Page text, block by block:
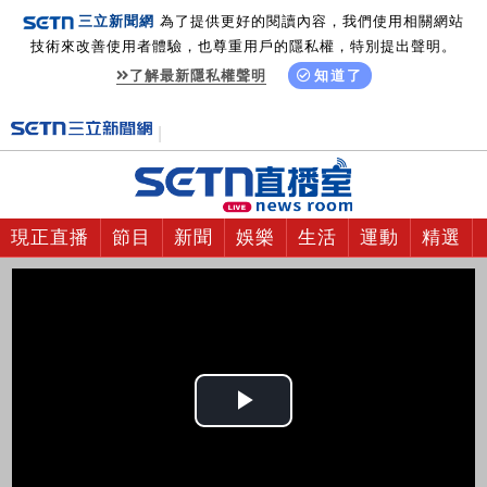
三立新聞網 為了提供更好的閱讀內容，我們使用相關網站
技術來改善使用者體驗，也尊重用戶的隱私權，特別提出聲明。
了解最新隱私權聲明
知道了
現正直播 節目 新聞 娛樂 生活 運動 精選
Play